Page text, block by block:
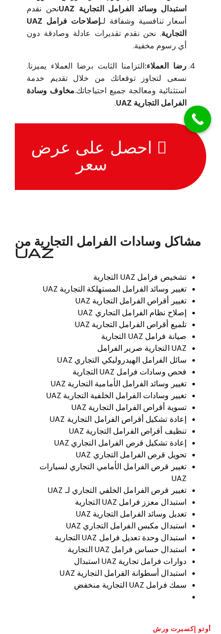
استبدال وسائد الفرامل التجارية UAZ
نحن نقدم
أسعار تنافسية وشفافة لـ
إصلاحات فرامل UAZ
التجارية. نحن نقدم تقديرات عادلة وصادقة دون
أي رسوم مخفية.
رضا العملاء:التزامنا الثابت برضا العملاء يميزنا.
نسعى لتجاوز توقعاتك من خلال تقديم خدمة
استثنائية ومعالجة جميع احتياجاتك.مخاوف وسادة
الفرامل التجارية UAZ
.
احصل على عرض
سعر
مشاكل وسادات الفرامل التجارية من
UAZ
تشخيص فرامل UAZ التجارية
تغيير وسائد الفرامل المستهلكة التجارية UAZ
تغيير أقراص الفرامل التجارية UAZ
إصلاح نظام الفرامل التجاري UAZ
تلميع أقراص الفرامل التجارية UAZ
صيانة فرامل UAZ التجارية
UAZ التجارية صرير الفرامل
سائل الفرامل الهيدروليكي التجاري UAZ
فحص وسادات فرامل UAZ التجارية
تغيير وسائد الفرامل الأمامية التجارية UAZ
تغيير وسادات الفرامل الخلفية التجارية UAZ
تسوية أقراص الفرامل التجارية UAZ
إعادة تشكيل أقراص الفرامل التجارية UAZ
تنظيف أقراص الفرامل التجارية UAZ
إعادة تشكيل قرص الفرامل التجاري UAZ
تحويل قرص الفرامل التجاري UAZ
تغيير قرص الفرامل الأمامي التجاري لسيارات
UAZ
تغيير قرص الفرامل الخلفي التجاري لـ UAZ
استبدال معزز فرامل UAZ التجارية
تعديل وسائد الفرامل التجارية UAZ
استبدال مكبس الفرامل التجاري UAZ
استبدال وحدة تعديل فرامل UAZ التجارية
استبدال حساس فرامل UAZ التجارية
دوارات فرامل تجارية UAZ استبدال
استبدال أسطوانة الفرامل التجارية UAZ
سمك فرامل UAZ التجارية منخفض
أوتو إكسبرت ورش